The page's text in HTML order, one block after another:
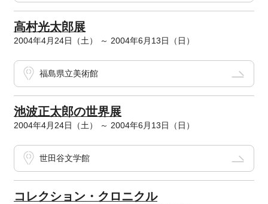
高村光太郎展
2004年4月24日（土） ～ 2004年6月13日（日）
福島県立美術館
池波正太郎の世界展
2004年4月24日（土） ～ 2004年6月13日（日）
世田谷文学館
コレクション・クロニクル